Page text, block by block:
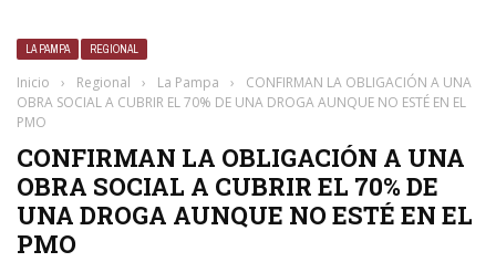
LA PAMPA REGIONAL
Inicio › Regional › La Pampa ›
CONFIRMAN LA OBLIGACIÓN A UNA
OBRA SOCIAL A CUBRIR EL 70% DE UNA DROGA AUNQUE NO ESTÉ EN EL
PMO
CONFIRMAN LA OBLIGACIÓN A UNA
OBRA SOCIAL A CUBRIR EL 70% DE
UNA DROGA AUNQUE NO ESTÉ EN EL
PMO